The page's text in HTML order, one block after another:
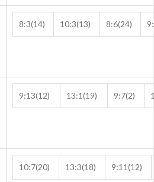
8:3(14) 10:3(13) 8:6(24)
9:13(12) 13:1(19) 9:7(2)
10:7(20) 13:3(18) 9:11(12)